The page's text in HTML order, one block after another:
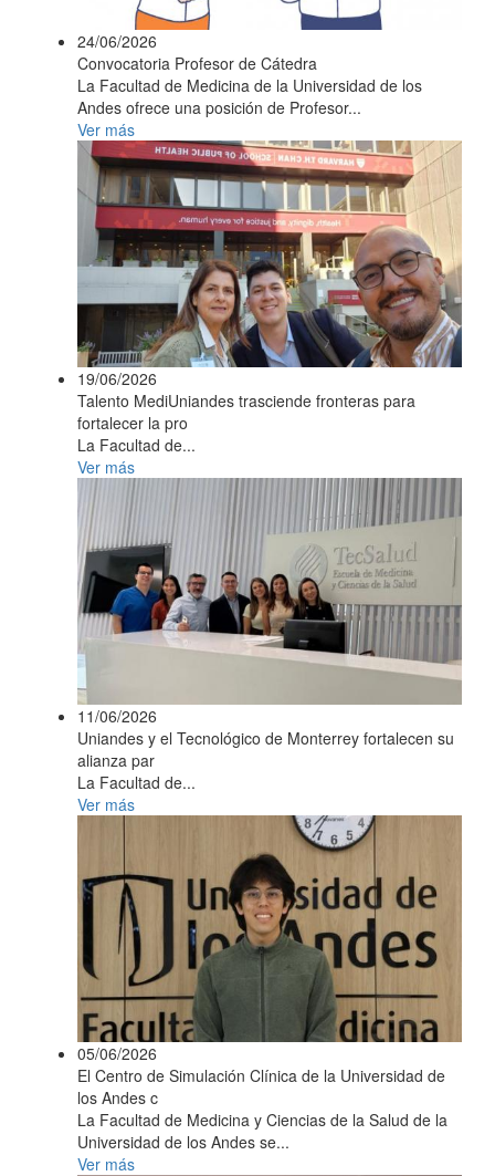
24/06/2026
Convocatoria Profesor de Cátedra
La Facultad de Medicina de la Universidad de los
Andes ofrece una posición de Profesor...
Ver más
19/06/2026
Talento MediUniandes trasciende fronteras para
fortalecer la pro
La Facultad de...
Ver más
11/06/2026
Uniandes y el Tecnológico de Monterrey fortalecen su
alianza par
La Facultad de...
Ver más
05/06/2026
El Centro de Simulación Clínica de la Universidad de
los Andes c
La Facultad de Medicina y Ciencias de la Salud de la
Universidad de los Andes se...
Ver más